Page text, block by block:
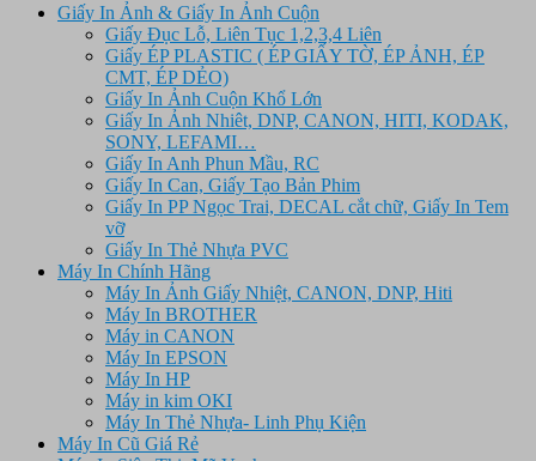
Giấy In Ảnh & Giấy In Ảnh Cuộn
Giấy Đục Lỗ, Liên Tục 1,2,3,4 Liên
Giấy ÉP PLASTIC ( ÉP GIẤY TỜ, ÉP ẢNH, ÉP
CMT, ÉP DẺO)
Giấy In Ảnh Cuộn Khổ Lớn
Giấy In Ảnh Nhiêt, DNP, CANON, HITI, KODAK,
SONY, LEFAMI…
Giấy In Anh Phun Mầu, RC
Giấy In Can, Giấy Tạo Bản Phim
Giấy In PP Ngọc Trai, DECAL cắt chữ, Giấy In Tem
vỡ
Giấy In Thẻ Nhựa PVC
Máy In Chính Hãng
Máy In Ảnh Giấy Nhiệt, CANON, DNP, Hiti
Máy In BROTHER
Máy in CANON
Máy In EPSON
Máy In HP
Máy in kim OKI
Máy In Thẻ Nhựa- Linh Phụ Kiện
Máy In Cũ Giá Rẻ